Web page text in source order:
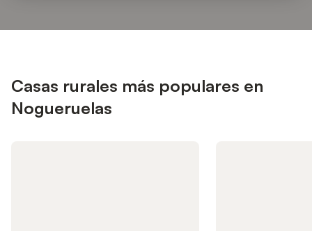
Casas rurales más populares en
Nogueruelas